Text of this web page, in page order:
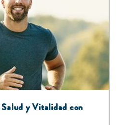
y Vitalidad con